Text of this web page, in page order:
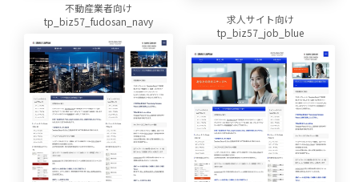
不動産業者向け
tp_biz57_fudosan_navy
求人サイト向け
tp_biz57_job_blue